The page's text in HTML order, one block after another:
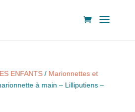
ENFANTS/ Marionnettes et
à main – Lilliputiens –